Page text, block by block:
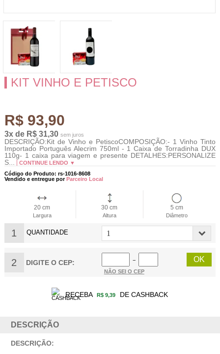
KIT VINHO E PETISCO
R$ 93,90
3x de R$ 31,30 sem juros
DESCRIÇÃO:Kit de Vinho e PetiscoCOMPOSIÇÃO:- 1 Vinho Tinto
Importado Português Alecrim 750ml - 1 Caixa de Torradinha DUX
110g- 1 caixa para viagem e presente DETALHES:PERSONALIZE
S...
CONTINUE LENDO ▼
Código do Produto: rs-1016-8608
Vendido e entregue porParceiro Local
20 cm
Largura
30 cm
Altura
5 cm
Diâmetro
1 QUANTIDADE
2 DIGITE O CEP:
−
NÃO SEI O CEP
RECEBA R$ 9,39 DE CASHBACK
DESCRIÇÃO
DESCRIÇÃO: